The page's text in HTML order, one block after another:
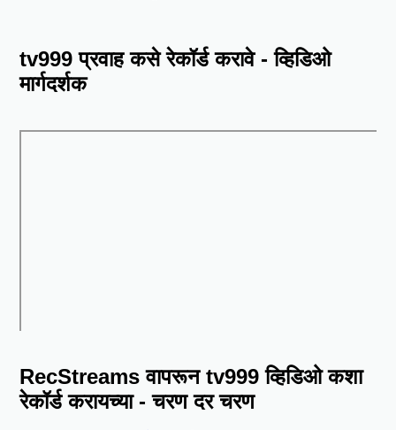
tv999 प्रवाह कसे रेकॉर्ड करावे - व्हिडिओ
मार्गदर्शक
RecStreams वापरून tv999 व्हिडिओ कशा
रेकॉर्ड करायच्या - चरण दर चरण